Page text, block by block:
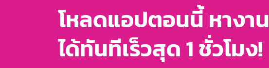
โหลดแอปตอนนี้ หางาน
ได้ทันทีเร็วสุด 1 ชั่วโมง!